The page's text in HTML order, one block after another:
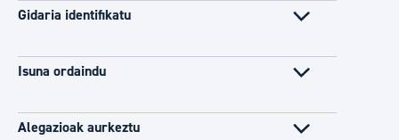
Gidaria identifikatu
Isuna ordaindu
Alegazioak aurkeztu